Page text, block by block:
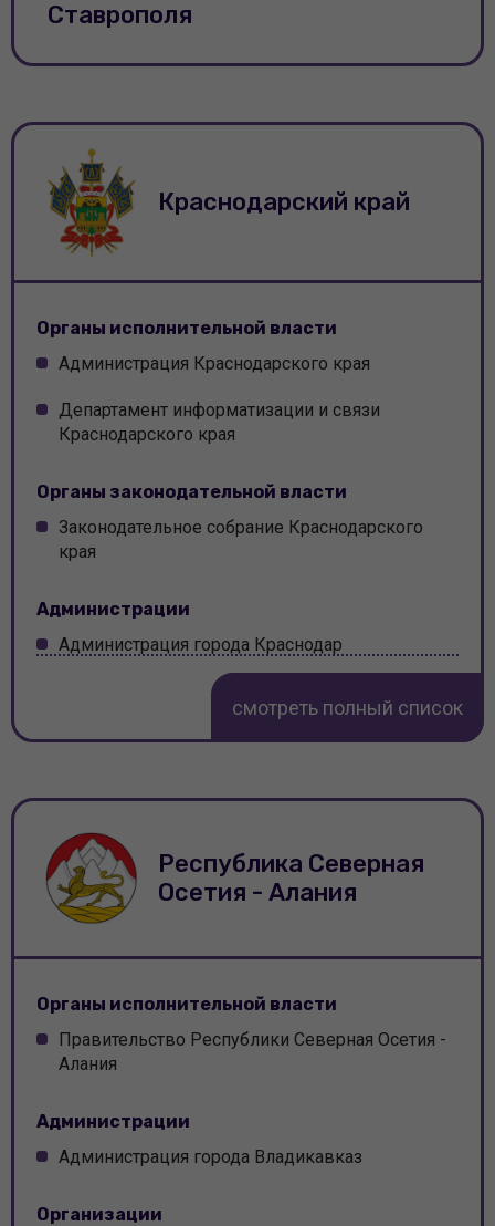
Ставрополя
Краснодарский край
Органы исполнительной власти
Администрация Краснодарского края
Департамент информатизации и связи
Краснодарского края
Органы законодательной власти
Законодательное собрание Краснодарского
края
Администрации
Администрация города Краснодар
Администрация Абинского района
Администрация города Анапа
Администрация города Армавир
Администрация Белоглинского района
Администрация Белореченского района
Администрация Выселковского района
Администрация города Геленджик
Администрация Гулькевичского района
смотреть полный список
Республика Северная
Осетия - Алания
Органы исполнительной власти
Правительство Республики Северная Осетия -
Алания
Администрации
Администрация города Владикавказ
Организации